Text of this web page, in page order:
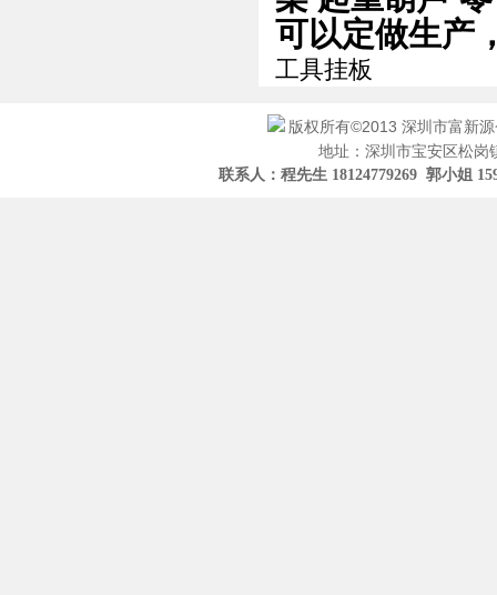
可以定做生产
工具挂板
版权所有©2013 深圳市富新
地址：深圳市宝安区松
联系人：程先生 18124779269 郭小姐